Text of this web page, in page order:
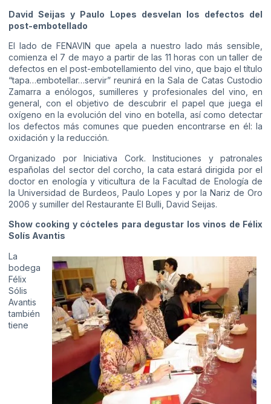
David Seijas y Paulo Lopes desvelan los defectos del
post-embotellado
El lado de FENAVIN que apela a nuestro lado más sensible,
comienza el 7 de mayo a partir de las 11 horas con un taller de
defectos en el post-embotellamiento del vino, que bajo el título
“tapa…embotellar…servir” reunirá en la Sala de Catas Custodio
Zamarra a enólogos, sumilleres y profesionales del vino, en
general, con el objetivo de descubrir el papel que juega el
oxígeno en la evolución del vino en botella, así como detectar
los defectos más comunes que pueden encontrarse en él: la
oxidación y la reducción.
Organizado por Iniciativa Cork. Instituciones y patronales
españolas del sector del corcho, la cata estará dirigida por el
doctor en enología y viticultura de la Facultad de Enología de
la Universidad de Burdeos, Paulo Lopes y por la Nariz de Oro
2006 y sumiller del Restaurante El Bulli, David Seijas.
Show cooking y cócteles para degustar los vinos de Félix
Solís Avantis
La
bodega
Félix
Sólis
Avantis
también
tiene